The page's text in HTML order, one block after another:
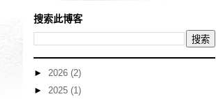
搜索此博客
► 2026 (2)
► 2025 (1)